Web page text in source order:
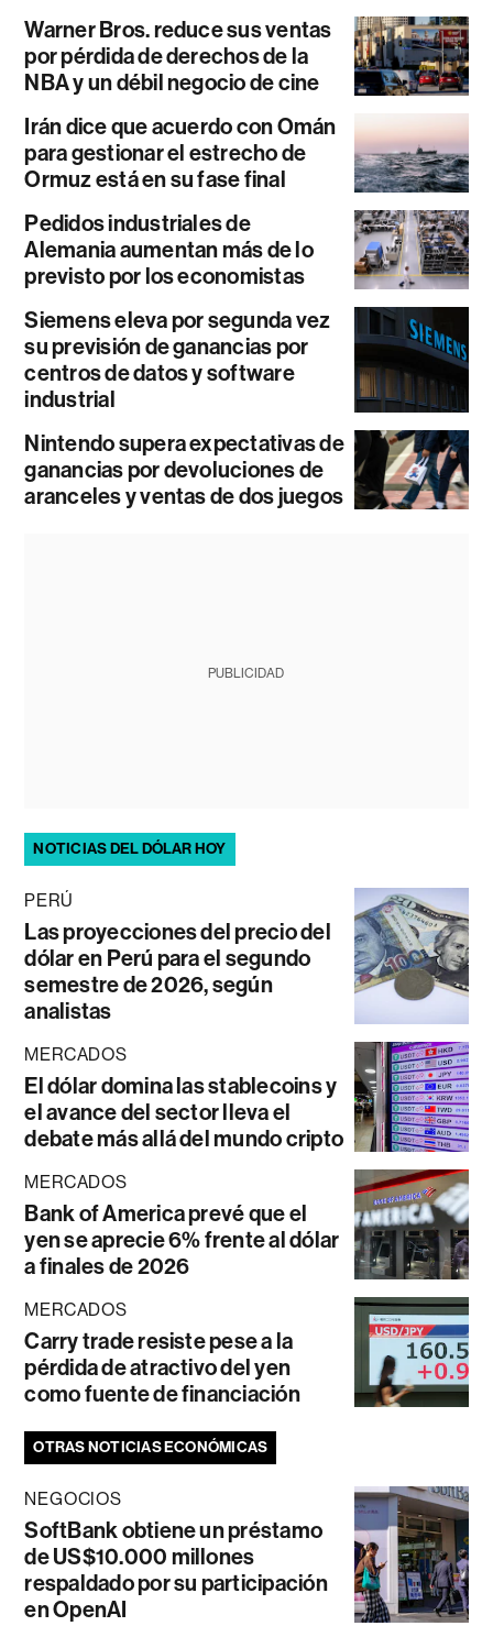
Warner Bros. reduce sus ventas
por pérdida de derechos de la
NBA y un débil negocio de cine
Irán dice que acuerdo con Omán
para gestionar el estrecho de
Ormuz está en su fase final
Pedidos industriales de
Alemania aumentan más de lo
previsto por los economistas
Siemens eleva por segunda vez
su previsión de ganancias por
centros de datos y software
industrial
Nintendo supera expectativas de
ganancias por devoluciones de
aranceles y ventas de dos juegos
PUBLICIDAD
NOTICIAS DEL DÓLAR HOY
PERÚ
Las proyecciones del precio del
dólar en Perú para el segundo
semestre de 2026, según
analistas
MERCADOS
El dólar domina las stablecoins y
el avance del sector lleva el
debate más allá del mundo cripto
MERCADOS
Bank of America prevé que el
yen se aprecie 6% frente al dólar
a finales de 2026
MERCADOS
Carry trade resiste pese a la
pérdida de atractivo del yen
como fuente de financiación
OTRAS NOTICIAS ECONÓMICAS
NEGOCIOS
SoftBank obtiene un préstamo
de US$10.000 millones
respaldado por su participación
en OpenAI